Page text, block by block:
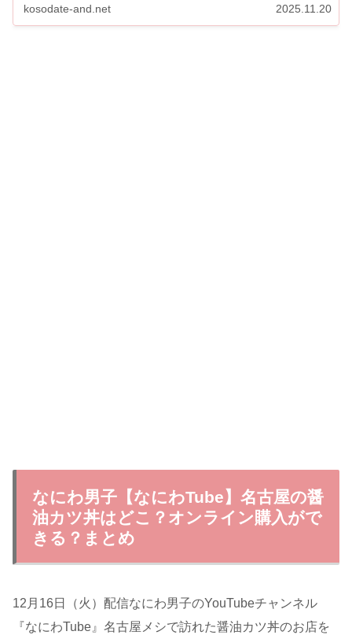
kosodate-and.net 2025.11.20
なにわ男子【なにわTube】名古屋の醤
油カツ丼はどこ？オンライン購入がで
きる？まとめ
12月16日（火）配信なにわ男子のYouTubeチャンネル
『なにわTube』名古屋メシで訪れた醤油カツ丼のお店を